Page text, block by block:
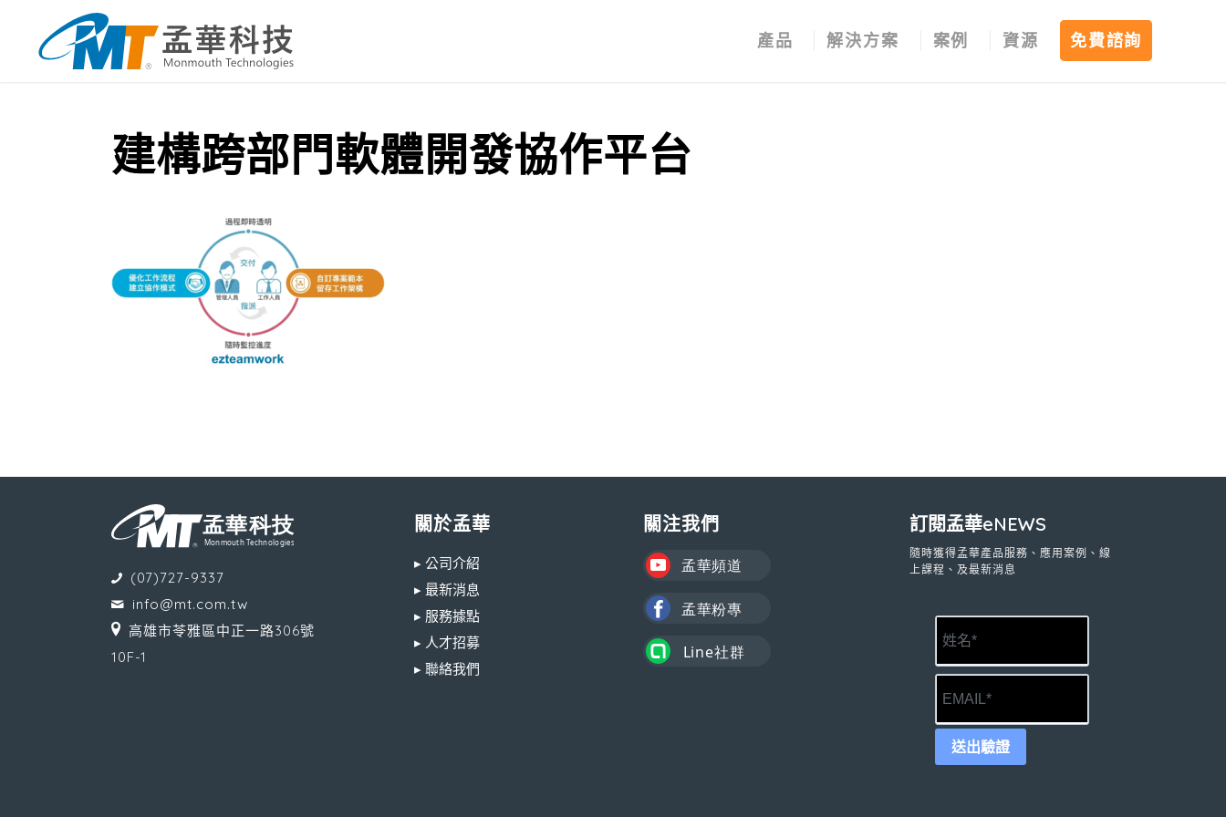
產品 解決方案 案例 資源 免費諮詢
建構跨部門軟體開發協作平台
(07)727-9337
info@mt.com.tw
高雄市苓雅區中正一路306號
10F-1
關於孟華
▸ 公司介紹
▸ 最新消息
▸ 服務據點
▸ 人才招募
▸ 聯絡我們
關注我們 訂閱孟華eNEWS
隨時獲得孟華產品服務、應用案例、線
上課程、及最新消息
送出驗證